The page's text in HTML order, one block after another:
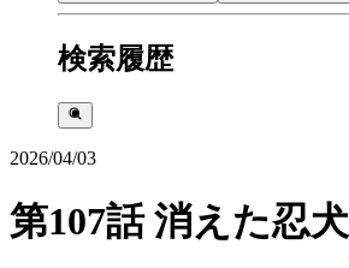
検索履歴
2026/04/03
第107話 消えた忍犬